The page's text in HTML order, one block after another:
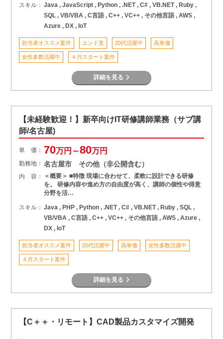
スキル： Java , JavaScript , Python , .NET , C# , VB.NET , Ruby ,
SQL , VB/VBA , C言語 , C++ , VC++ , その他言語 , AWS ,
Azure , DX , IoT
担当者オススメ案件 エンド直 20代活躍中 高単価
女性多数活躍中 ４月スタート案件
詳細を見る
【未経験歓迎！】新卒向けIT研修講師業務（サブ講
師/名古屋)
単 価： 70万円～80万円
勤務地： 名古屋市 その他（非公開含む）
内 容：
＜概要＞ ■特徴 現場に合わせて、柔軟に設計できる研修
を。 研修内容や進め方の自由度が高く、講師の個性や得意
分野を活…
スキル： Java , PHP , Python , .NET , C# , VB.NET , Ruby , SQL ,
VB/VBA , C言語 , C++ , VC++ , その他言語 , AWS , Azure ,
DX , IoT
担当者オススメ案件 20代活躍中 高単価 女性多数活躍中
４月スタート案件
詳細を見る
【C＋＋・リモート】CAD製品カスタマイズ開発